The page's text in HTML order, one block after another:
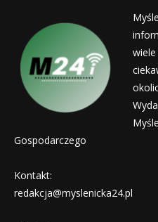
Gospodarczego
Kontakt:
redakcja@myslenicka24.pl